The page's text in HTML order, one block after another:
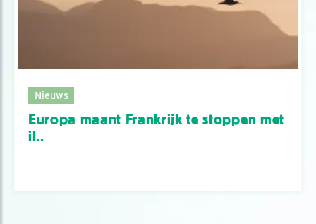
Nieuws
Europa maant Frankrijk te stoppen met
il..